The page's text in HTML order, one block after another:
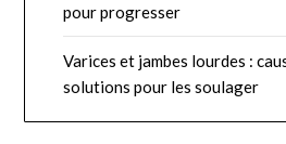
pour progresser
Varices et jambes lourdes :
solutions pour les soulager